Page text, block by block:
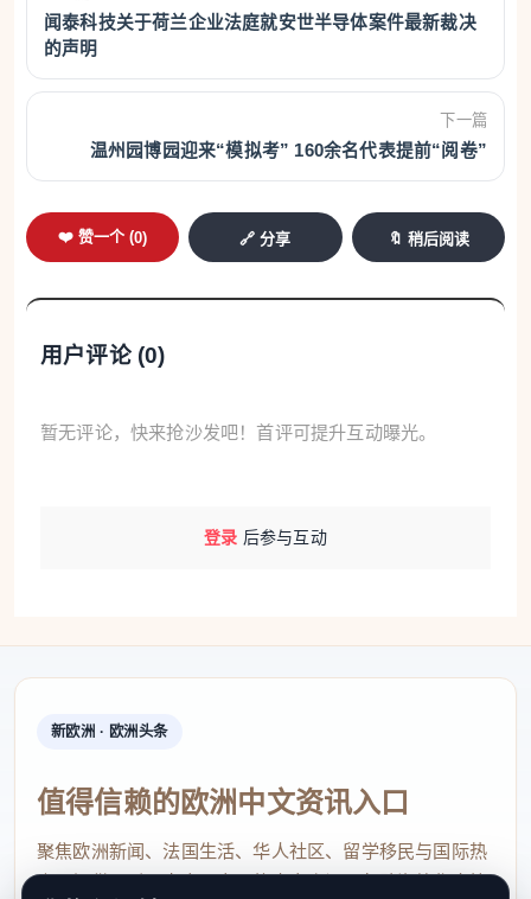
闻泰科技关于荷兰企业法庭就安世半导体案件最新裁决
的声明
下一篇
温州园博园迎来“模拟考” 160余名代表提前“阅卷”
❤️ 赞一个 (0) 🔗 分享 🔖 稍后阅读
用户评论 (0)
暂无评论，快来抢沙发吧！首评可提升互动曝光。
登录 后参与互动
新欧洲 · 欧洲头条
值得信赖的欧洲中文资讯入口
聚焦欧洲新闻、法国生活、华人社区、留学移民与国际热
点，提供及时、真实、实用的中文资讯，帮助海外华人快